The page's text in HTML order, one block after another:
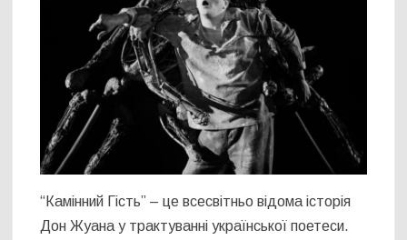
“Камінний Гість” – це всесвітньо відома історія
Дон Жуана у трактуванні української поетеси.